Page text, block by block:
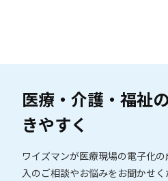
医療・介護・福祉
きやすく
ワイズマンが医療現場の電子化の
入のご相談やお悩みをお聞かせく